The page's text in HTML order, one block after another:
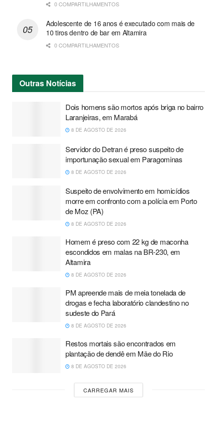
0 COMPARTILHAMENTOS
Adolescente de 16 anos é executado com mais de
10 tiros dentro de bar em Altamira
0 COMPARTILHAMENTOS
Outras Notícias
Dois homens são mortos após briga no bairro
Laranjeiras, em Marabá
8 DE AGOSTO DE 2026
Servidor do Detran é preso suspeito de
importunação sexual em Paragominas
8 DE AGOSTO DE 2026
Suspeito de envolvimento em homicídios
morre em confronto com a polícia em Porto
de Moz (PA)
8 DE AGOSTO DE 2026
Homem é preso com 22 kg de maconha
escondidos em malas na BR-230, em
Altamira
8 DE AGOSTO DE 2026
PM apreende mais de meia tonelada de
drogas e fecha laboratório clandestino no
sudeste do Pará
8 DE AGOSTO DE 2026
Restos mortais são encontrados em
plantação de dendê em Mãe do Rio
8 DE AGOSTO DE 2026
CARREGAR MAIS